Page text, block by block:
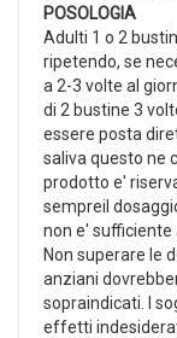
POSOLOGIA
Adulti 1 o 2
ripetendo, se
a 2-3 volte al
di 2 bustine 3
essere posta
saliva questo ne
prodotto e'
sempreil
non e' sufficiente
Non superare le
anziani
sopraindicati. I
effetti